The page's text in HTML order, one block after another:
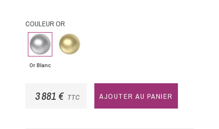
COULEUR OR
Or
Blanc
Or Blanc
Or
Jaune
3 881 € TTC AJOUTER AU PANIER